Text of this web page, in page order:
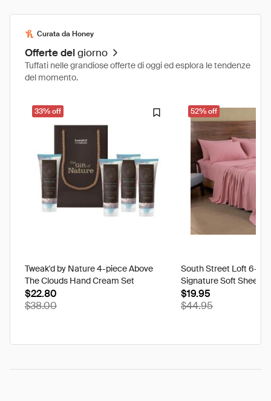
Curata da Honey
Offerte delgiorno
Tuffati nelle grandiose offerte di oggi ed esplora le tendenze
del momento.
33% off
Tweak'd by Nature 4-piece Above
The Clouds Hand Cream Set
$22.80
$38.00
52% off
South Street Loft 6-
Signature Soft Sheet
$19.95
$44.95